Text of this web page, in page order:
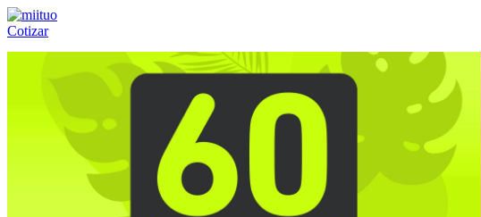
Cotizar
(55) 84-21-05-00ó800-953-00-59